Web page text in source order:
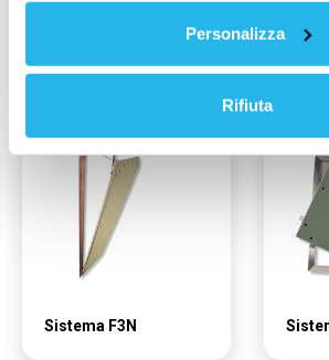
Personalizza
Rifiuta
Sistema F3N